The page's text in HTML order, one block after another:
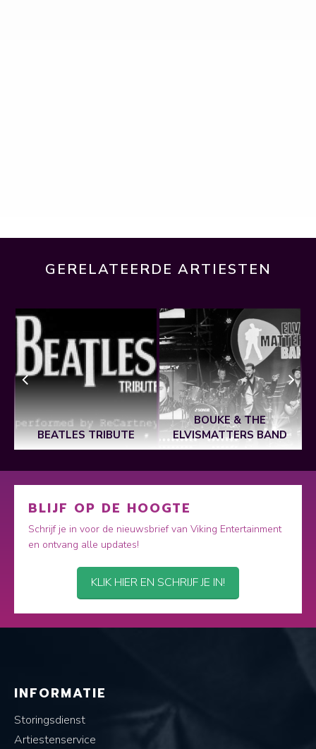
GERELATEERDE ARTIESTEN
BEATLES TRIBUTE
BOUKE & THE
ELVISMATTERS BAND
BLIJF OP DE HOOGTE
Schrijf je in voor de nieuwsbrief van Viking Entertainment
en ontvang alle updates!
KLIK HIER EN SCHRIJF JE IN!
INFORMATIE
Storingsdienst
Artiestenservice